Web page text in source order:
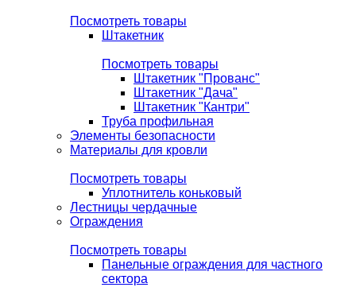
Посмотреть товары
Штакетник
Посмотреть товары
Штакетник "Прованс"
Штакетник "Дача"
Штакетник "Кантри"
Труба профильная
Элементы безопасности
Материалы для кровли
Посмотреть товары
Уплотнитель коньковый
Лестницы чердачные
Ограждения
Посмотреть товары
Панельные ограждения для частного
сектора